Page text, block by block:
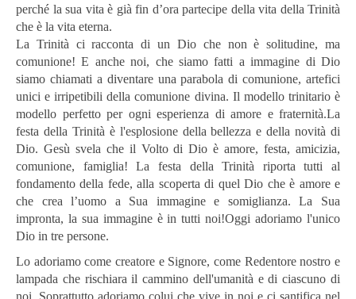
perché la sua vita è già fin d’ora partecipe della vita della Trinità
che è la vita eterna.
La Trinità ci racconta di un Dio che non è solitudine, ma
comunione! E anche noi, che siamo fatti a immagine di Dio
siamo chiamati a diventare una parabola di comunione, artefici
unici e irripetibili della comunione divina. Il modello trinitario è
modello perfetto per ogni esperienza di amore e fraternità.La
festa della Trinità è l'esplosione della bellezza e della novità di
Dio. Gesù svela che il Volto di Dio è amore, festa, amicizia,
comunione, famiglia! La festa della Trinità riporta tutti al
fondamento della fede, alla scoperta di quel Dio che è amore e
che crea l’uomo a Sua immagine e somiglianza. La Sua
impronta, la sua immagine è in tutti noi!Oggi adoriamo l'unico
Dio in tre persone.
Lo adoriamo come creatore e Signore, come Redentore nostro e
lampada che rischiara il cammino dell'umanità e di ciascuno di
noi. Soprattutto adoriamo colui che vive in noi e ci santifica nel